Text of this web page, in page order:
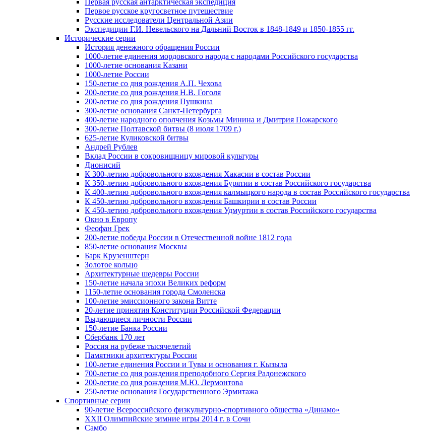
Первое русское кругосветное путешествие
Русские исследователи Центральной Азии
Экспедиции Г.И. Невельского на Дальний Восток в 1848-1849 и 1850-1855 гг.
Исторические серии
История денежного обращения России
1000-летие единения мордовского народа с народами Российского государства
1000-летие основания Казани
1000-летие России
150-летие со дня рождения А.П. Чехова
200-летие со дня рождения Н.В. Гоголя
200-летие со дня рождения Пушкина
300-летие основания Санкт-Петербурга
400-летие народного ополчения Козьмы Минина и Дмитрия Пожарского
300-летие Полтавской битвы (8 июля 1709 г.)
625-летие Куликовской битвы
Андрей Рублев
Вклад России в сокровищницу мировой культуры
Дионисий
К 300-летию добровольного вхождения Хакасии в состав России
К 350-летию добровольного вхождения Бурятии в состав Российского государства
К 400-летию добровольного вхождения калмыцкого народа в состав Российского государства
К 450-летию добровольного вхождения Башкирии в состав России
К 450-летию добровольного вхождения Удмуртии в состав Российского государства
Окно в Европу
Феофан Грек
200-летие победы России в Отечественной войне 1812 года
850-летие основания Москвы
Барк Крузенштерн
Золотое кольцо
Архитектурные шедевры России
150-летие начала эпохи Великих реформ
1150-летие основания города Смоленска
100-летие эмиссионного закона Витте
20-летие принятия Конституции Российской Федерации
Выдающиеся личности России
150-летие Банка России
Сбербанк 170 лет
Россия на рубеже тысячелетий
Памятники архитектуры России
100-летие единения России и Тувы и основания г. Кызыла
700-летие со дня рождения преподобного Сергия Радонежского
200-летие со дня рождения М.Ю. Лермонтова
250-летие основания Государственного Эрмитажа
Спортивные серии
90-летие Всероссийского физкультурно-спортивного общества «Динамо»
XXII Олимпийские зимние игры 2014 г. в Сочи
Самбо